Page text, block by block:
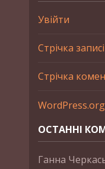
Увійти
Стрічка
Стрічка
WordPress.org
ОСТАННІ
Ганна